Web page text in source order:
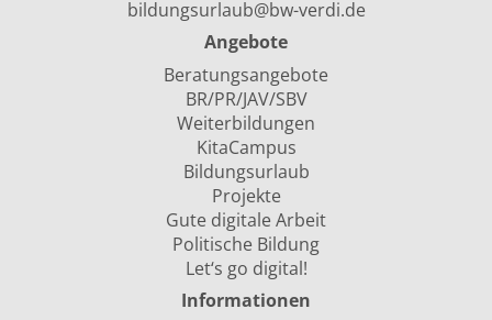
bildungsurlaub@bw-verdi.de
Angebote
Beratungsangebote
BR/PR/JAV/SBV
Weiterbildungen
KitaCampus
Bildungsurlaub
Projekte
Gute digitale Arbeit
Politische Bildung
Let‘s go digital!
Informationen